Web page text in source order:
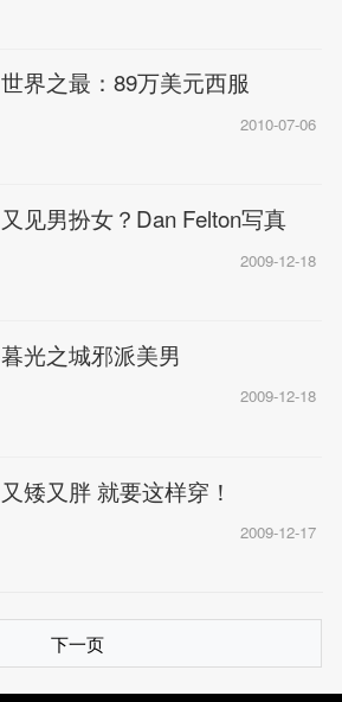
世界之最：89万美元西服
2010-07-06
又见男扮女？Dan Felton写真
2009-12-18
暮光之城邪派美男
2009-12-18
又矮又胖 就要这样穿！
2009-12-17
下一页